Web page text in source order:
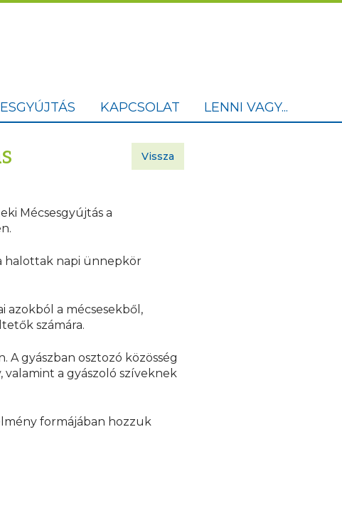
KAPCSOLAT LENNI VAGY...
Vissza
Mécsesgyújtás a
halottak napi ünnepkör
azokból a mécsesekből,
számára.
gyászban osztozó közösség
a gyászoló szíveknek
formájában hozzuk